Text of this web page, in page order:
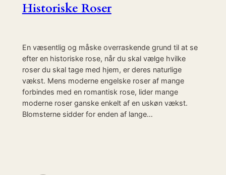
Historiske Roser
En væsentlig og måske overraskende grund til at se
efter en historiske rose, når du skal vælge hvilke
roser du skal tage med hjem, er deres naturlige
vækst. Mens moderne engelske roser af mange
forbindes med en romantisk rose, lider mange
moderne roser ganske enkelt af en uskøn vækst.
Blomsterne sidder for enden af lange…